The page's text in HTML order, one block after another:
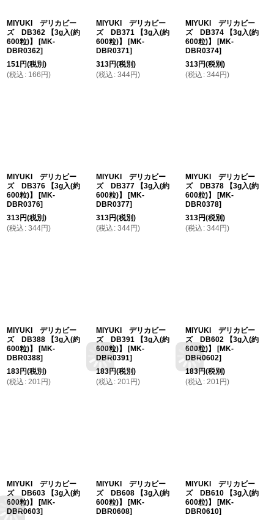
MIYUKI デリカビー
ズ DB362 【3g入(約
600粒)】
[MK-
DBR0362]
151円(税別)
(税込 : 166 円)
MIYUKI デリカビー
ズ DB371 【3g入(約
600粒)】
[MK-
DBR0371]
313円(税別)
(税込 : 344円)
MIYUKI デリカビー
ズ DB374 【3g入(約
600粒)】
[MK-
DBR0374]
313円(税別)
(税込 : 344円)
MIYUKI デリカビー
ズ DB376 【3g入(約
600粒)】
[MK-
DBR0376]
313円(税別)
(税込 : 344円)
MIYUKI デリカビー
ズ DB377 【3g入(約
600粒)】
[MK-
DBR0377]
313円(税別)
(税込 : 344円)
MIYUKI デリカビー
ズ DB378 【3g入(約
600粒)】
[MK-
DBR0378]
313円(税別)
(税込 : 344円)
MIYUKI デリカビー
ズ DB388 【3g入(約
600粒)】
[MK-
DBR0388]
183円(税別)
(税込 : 201 円)
MIYUKI デリカビー
ズ DB391 【3g入(約
600粒)】
[MK-
DBR0391]
183円(税別)
(税込 : 201 円)
MIYUKI デリカビー
ズ DB602 【3g入(約
600粒)】
[MK-
DBR0602]
183円(税別)
(税込 : 201 円)
MIYUKI デリカビー
ズ DB603 【3g入(約
600粒)】
[MK-
DBR0603]
MIYUKI デリカビー
ズ DB608 【3g入(約
600粒)】
[MK-
DBR0608]
MIYUKI デリカビー
ズ DB610 【3g入(約
600粒)】
[MK-
DBR0610]